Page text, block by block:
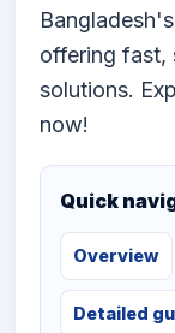
offering fast,
solutions.
now!
Quick
Overview
Detailed